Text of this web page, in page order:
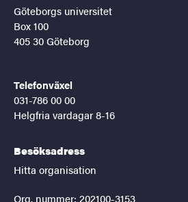
Göteborgs universitet
Box 100
405 30 Göteborg
Telefonväxel
031-786 00 00
Helgfria vardagar 8-16
Besöksadress
Hitta organisation
Org. nummer: 202100-3153